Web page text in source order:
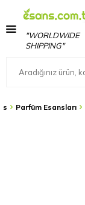
"WORLDWIDE
SHIPPING"
Parfüm Esansları